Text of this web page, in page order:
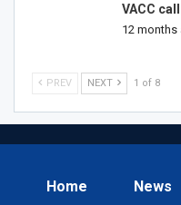
VACC
12 months
PREV NEXT 1 of 8
Home News